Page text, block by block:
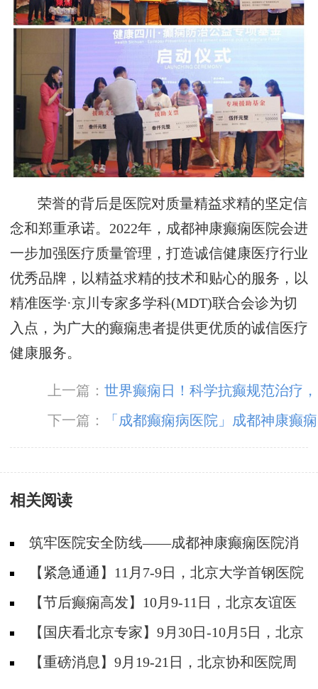
荣誉的背后是医院对质量精益求精的坚定信
念和郑重承诺。2022年，成都神康癫痫医院会进
一步加强医疗质量管理，打造诚信健康医疗行业
优秀品牌，以精益求精的技术和贴心的服务，以
精准医学·京川专家多学科(MDT)联合会诊为切
入点，为广大的癫痫患者提供更优质的诚信医疗
健康服务。
上一篇：世界癫痫日！科学抗癫规范治疗，
成都癫痫病医院呼吁关爱癫痫患者群体。
下一篇：
「成都癫痫病医院」成都神康癫痫
医院倾力服务广大癫痫患者
相关阅读
筑牢医院安全防线——成都神康癫痫医院消
防安全培训纪实
【紧急通通】11月7-9日，北京大学首钢医院
神经内科胡颖教授亲临成都会诊，破解癫痫疑难
【节后癫痫高发】10月9-11日，北京友谊医
院陈葵博士免费会诊+治疗援助，破解癫痫难
题！
【国庆看北京专家】9月30日-10月5日，北京
天坛&首钢医院两大专家蓉城亲诊+癫痫大额救
【重磅消息】9月19-21日，北京协和医院周